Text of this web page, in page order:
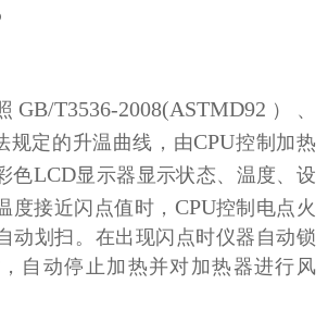
GB/T3536-2008(ASTMD92 ）、
规定的升温曲线，由CPU控制加热
色LCD显示器显示状态、温度、设
度接近闪点值时， CPU控制电点火
动划扫。在出现闪点时仪器自动锁
自动停止加热并对加热器进行风